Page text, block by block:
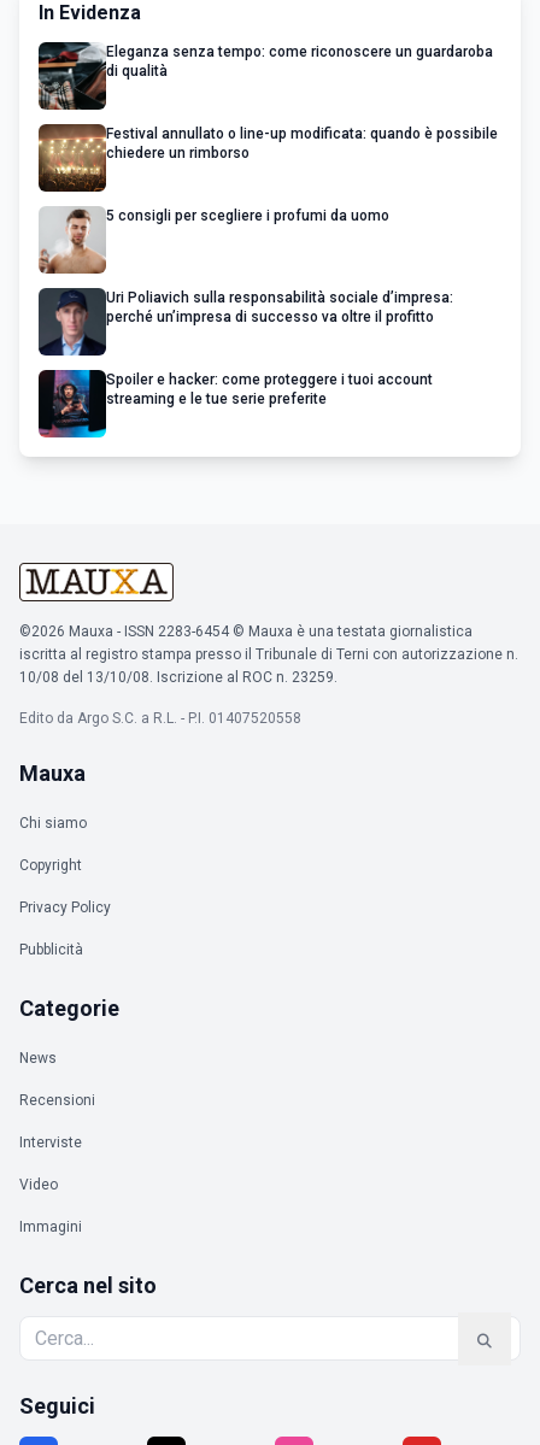
In Evidenza
Eleganza senza tempo: come riconoscere un guardaroba
di qualità
Festival annullato o line-up modificata: quando è possibile
chiedere un rimborso
5 consigli per scegliere i profumi da uomo
Uri Poliavich sulla responsabilità sociale d’impresa:
perché un’impresa di successo va oltre il profitto
Spoiler e hacker: come proteggere i tuoi account
streaming e le tue serie preferite
©2026 Mauxa - ISSN 2283-6454 © Mauxa è una testata giornalistica
iscritta al registro stampa presso il Tribunale di Terni con autorizzazione n.
10/08 del 13/10/08. Iscrizione al ROC n. 23259.
Edito da Argo S.C. a R.L. - P.I. 01407520558
Mauxa
Chi siamo
Copyright
Privacy Policy
Pubblicità
Categorie
News
Recensioni
Interviste
Video
Immagini
Cerca nel sito
Seguici